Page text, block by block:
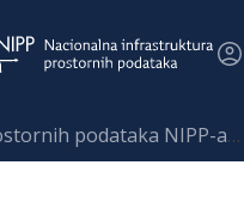
podataka NIPP-a